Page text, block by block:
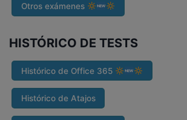
Otros exámenes
HISTÓRICO DE TESTS
Histórico de Office 365
Histórico de Atajos